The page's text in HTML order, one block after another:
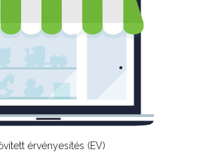
érvényesítés (EV)